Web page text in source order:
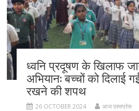
ध्वनि प्रदूषण के खिलाफ
अभियान: बच्चों को दिलाई
रखने की शपथ
26 OCTOBER 2024 आज एक्सप्रेस